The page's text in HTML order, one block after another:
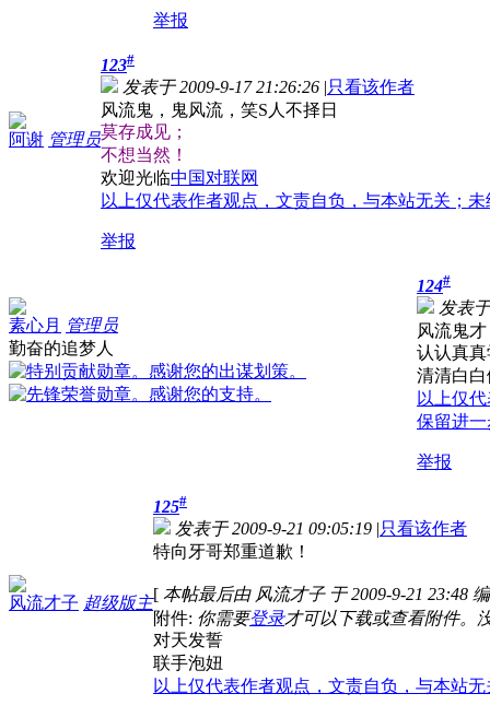
举报
阿谢 管理员
123#
发表于 2009-9-17 21:26:26 |只看该作者
风流鬼，鬼风流，笑S人不择日
莫存成见；
不想当然！
欢迎光临中国对联网
以上仅代表作者观点，文责自负，与本站无关；
举报
素心月 管理员
勤奋的追梦人
124#
发表
风流鬼
认认真
清清白
以上仅
保留进
举报
风流才子 超级版主
125#
发表于 2009-9-21 09:05:19 |只看该作者
特向牙哥郑重道歉！
[ 本帖最后由 风流才子 于 2009-9-21 23:48
附件: 你需要登录才可以下载或查看附件。
对天发誓
联手泡妞
以上仅代表作者观点，文责自负，与本站